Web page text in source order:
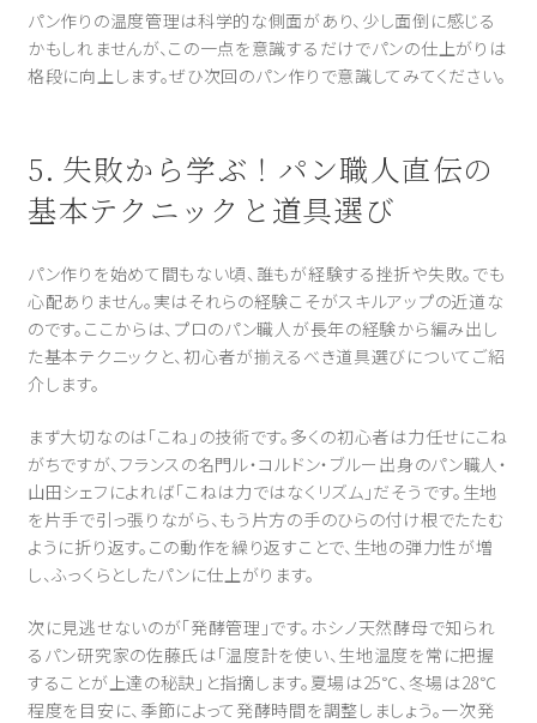
パン作りの温度管理は科学的な側面があり、少し面倒に感じる
かもしれませんが、この一点を意識するだけでパンの仕上がりは
格段に向上します。ぜひ次回のパン作りで意識してみてください。
5. 失敗から学ぶ！パン職人直伝の
基本テクニックと道具選び
パン作りを始めて間もない頃、誰もが経験する挫折や失敗。でも
心配ありません。実はそれらの経験こそがスキルアップの近道な
のです。ここからは、プロのパン職人が長年の経験から編み出し
た基本テクニックと、初心者が揃えるべき道具選びについてご紹
介します。
まず大切なのは「こね」の技術です。多くの初心者は力任せにこね
がちですが、フランスの名門ル・コルドン・ブルー出身のパン職人・
山田シェフによれば「こねは力ではなくリズム」だそうです。生地
を片手で引っ張りながら、もう片方の手のひらの付け根でたたむ
ように折り返す。この動作を繰り返すことで、生地の弾力性が増
し、ふっくらとしたパンに仕上がります。
次に見逃せないのが「発酵管理」です。ホシノ天然酵母で知られ
るパン研究家の佐藤氏は「温度計を使い、生地温度を常に把握
することが上達の秘訣」と指摘します。夏場は25℃、冬場は28℃
程度を目安に、季節によって発酵時間を調整しましょう。一次発